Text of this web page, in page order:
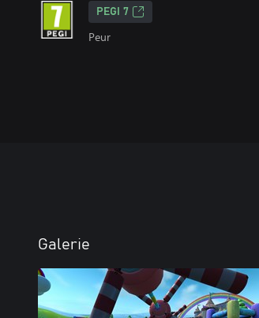
PEGI 7
Peur
Galerie